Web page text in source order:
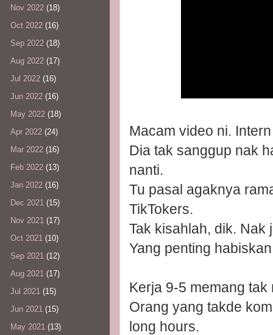
Macam video ni.
Dia tak sanggup nak
nanti.
Tu pasal agaknya
TikTokers.
Tak kisahlah, dik. Nak
Yang penting
Kerja 9-5 memang
Orang yang takde
long hours.
Nov 2022 (18)
Oct 2022 (16)
Sep 2022 (18)
Aug 2022 (17)
Jul 2022 (16)
Jun 2022 (16)
May 2022 (18)
Apr 2022 (24)
Mar 2022 (16)
Feb 2022 (13)
Jan 2022 (16)
Dec 2021 (15)
Nov 2021 (17)
Oct 2021 (10)
Sep 2021 (12)
Aug 2021 (17)
Jul 2021 (15)
Jun 2021 (15)
May 2021 (13)